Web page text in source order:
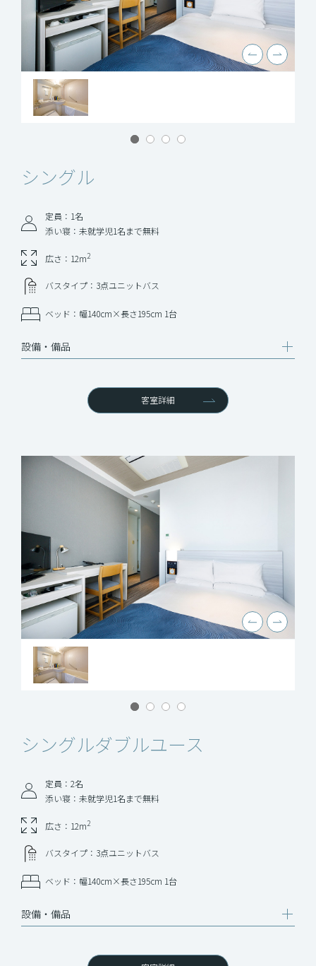
シングル
定員：1名
添い寝：未就学児1名まで無料
広さ：12m2
バスタイプ：3点ユニットバス
ベッド：幅140cm×長さ195cm 1台
設備‧備品
客室詳細
シングルダブルユース
定員：2名
添い寝：未就学児1名まで無料
広さ：12m2
バスタイプ：3点ユニットバス
ベッド：幅140cm×長さ195cm 1台
設備‧備品